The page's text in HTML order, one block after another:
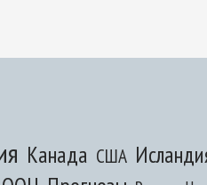
Канада США